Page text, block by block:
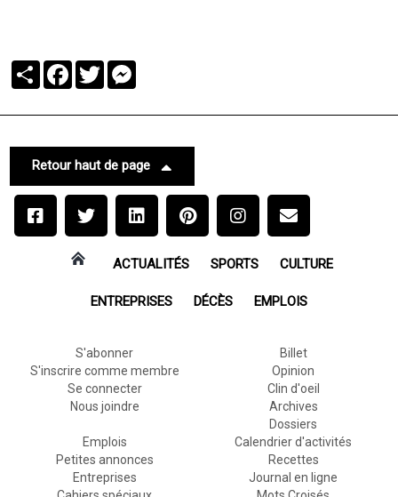
PartagerFacebook
Twitter
Retour haut de page
ACTUALITÉS SPORTS CULTURE
ENTREPRISES DÉCÈS EMPLOIS
S'abonner
S'inscrire comme membre
Se connecter
Nous joindre
Billet
Opinion
Clin d'oeil
Archives
Dossiers
Emplois
Petites annonces
Entreprises
Calendrier d'activités
Recettes
Journal en ligne